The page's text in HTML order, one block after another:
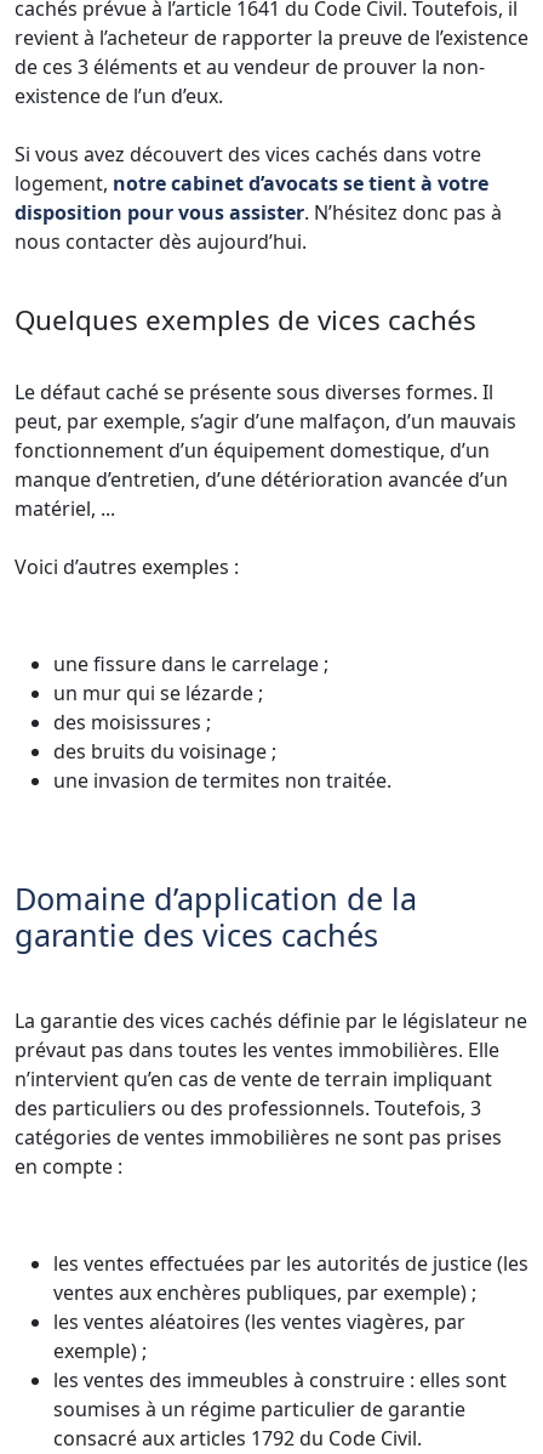
cachés prévue à l’article 1641 du Code Civil. Toutefois, il
revient à l’acheteur de rapporter la preuve de l’existence
de ces 3 éléments et au vendeur de prouver la non-
existence de l’un d’eux.
Si vous avez découvert des vices cachés dans votre
logement, notre cabinet d’avocats se tient à votre
disposition pour vous assister. N’hésitez donc pas à
nous contacter dès aujourd’hui.
Quelques exemples de vices cachés
Le défaut caché se présente sous diverses formes. Il
peut, par exemple, s’agir d’une malfaçon, d’un mauvais
fonctionnement d’un équipement domestique, d’un
manque d’entretien, d’une détérioration avancée d’un
matériel, ...
Voici d’autres exemples :
une fissure dans le carrelage ;
un mur qui se lézarde ;
des moisissures ;
des bruits du voisinage ;
une invasion de termites non traitée.
Domaine d’application de la
garantie des vices cachés
La garantie des vices cachés définie par le législateur ne
prévaut pas dans toutes les ventes immobilières. Elle
n’intervient qu’en cas de vente de terrain impliquant
des particuliers ou des professionnels. Toutefois, 3
catégories de ventes immobilières ne sont pas prises
en compte :
les ventes effectuées par les autorités de justice (les
ventes aux enchères publiques, par exemple) ;
les ventes aléatoires (les ventes viagères, par
exemple) ;
les ventes des immeubles à construire : elles sont
soumises à un régime particulier de garantie
consacré aux articles 1792 du Code Civil.